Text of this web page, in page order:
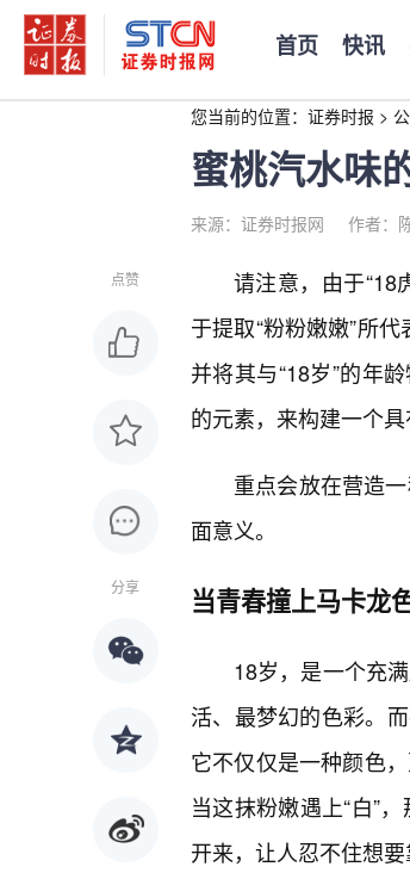
首页 快讯
您当前的位置： 证券时报 >
蜜桃汽水味
来源：证券时报网 作者：
点赞
分享
请注意，由于“18
于提取“粉粉嫩嫩”所代
并将其与“18岁”的年
的元素，来构建一个具
重点会放在营造
面意义。
当青春撞上马卡龙
18岁，是一个充
活、最梦幻的色彩。
它不仅仅是一种颜色
当这抹粉嫩遇上“白”
开来，让人忍不住想要